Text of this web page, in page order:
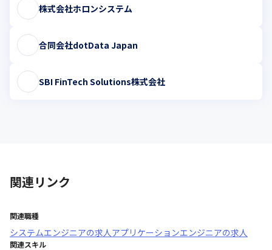
株式会社ホロンシステム
合同会社dotData Japan
SBI FinTech Solutions株式会社
関連リンク
関連職種
システムエンジニアの求人アプリケーションエンジニアの求人
関連スキル